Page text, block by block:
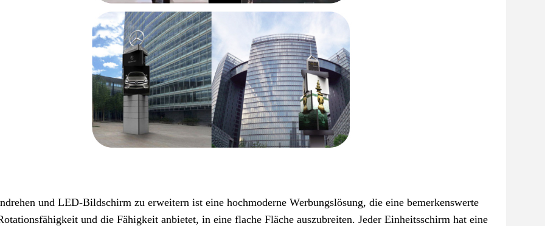
und LED-Bildschirm zu erweitern ist eine hochmoderne Werbungslösung, die eine bemerkenswerte
und die Fähigkeit anbietet, in eine flache Fläche auszubreiten. Jeder Einheitsschirm hat eine